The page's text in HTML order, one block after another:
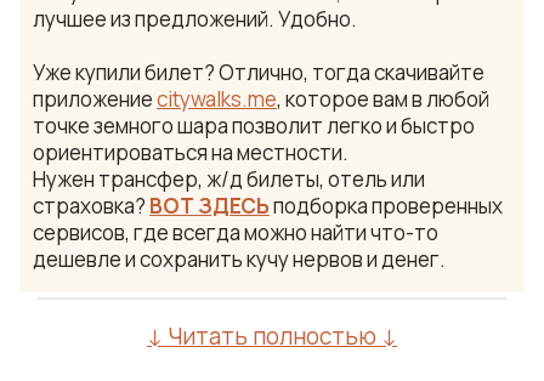
лучшее из предложений. Удобно.
Уже купили билет? Отлично, тогда скачивайте
приложениеcitywalks.me, которое вам в любой
точке земного шара позволит легко и быстро
ориентироваться на местности.
Нужен трансфер, ж/д билеты, отель или
страховка? ВОТ ЗДЕСЬподборка проверенных
сервисов, где всегда можно найти что-то
дешевле и сохранить кучу нервов и денег.
↓ Читать полностью ↓